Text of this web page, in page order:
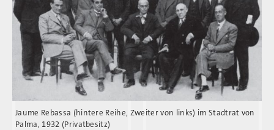
Jaume Rebassa (hintere Reihe, Zweiter von links) im Stadtrat von
Palma, 1932 (Privatbesitz)